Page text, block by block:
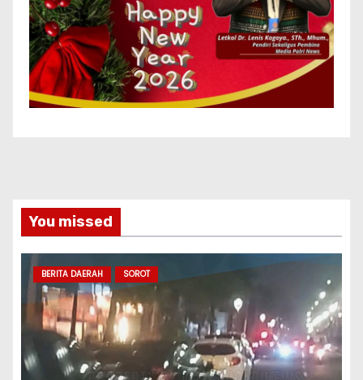
You missed
BERITA DAERAH SOROT